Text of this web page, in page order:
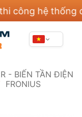
hệ thống điện
- BIẾN TẦN ĐIỆN
FRONIUS